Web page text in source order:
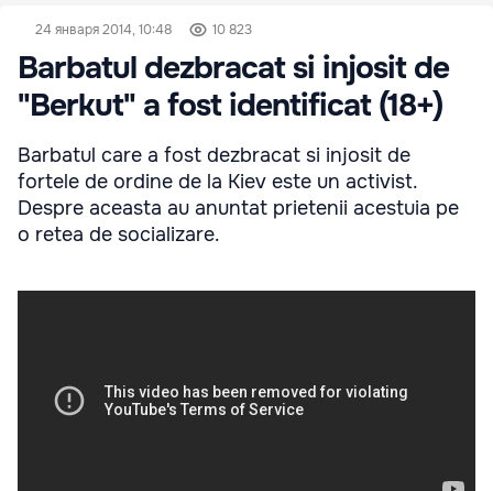
24 января 2014, 10:48 10 823
Barbatul dezbracat si injosit de
"Berkut" a fost identificat (18+)
Barbatul care a fost dezbracat si injosit de
fortele de ordine de la Kiev este un activist.
Despre aceasta au anuntat prietenii acestuia pe
o retea de socializare.